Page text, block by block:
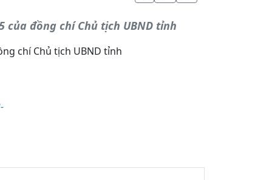
đồng chí Chủ tịch UBND tỉnh
chí Chủ tịch UBND tỉnh